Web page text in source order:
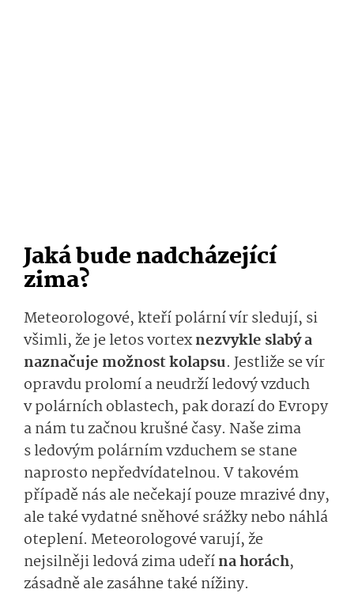
Jaká bude nadcházející
zima?
Meteorologové, kteří polární vír sledují, si
všimli, že je letos vortexnezvykle slabý a
naznačuje možnost kolapsu. Jestliže se vír
opravdu prolomí a neudrží ledový vzduch
v polárních oblastech, pak dorazí do Evropy
a nám tu začnou krušné časy. Naše zima
s ledovým polárním vzduchem se stane
naprosto nepředvídatelnou. V takovém
případě nás ale nečekají pouze mrazivé dny,
ale také vydatné sněhové srážky nebo náhlá
oteplení. Meteorologové varují, že
nejsilněji ledová zima udeřína horách,
zásadně ale zasáhne také nížiny.